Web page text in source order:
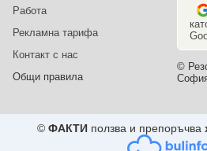
Работа
Рекламна тарифа
Контакт с нас
Общи правила
©
© ФАКТИ ползва и препоръчва